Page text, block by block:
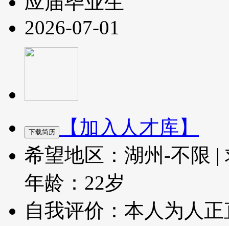
2026-07-01
【加入人才库】
希望地区：湖州-不限 |
年龄：22岁
自我评价：本人为人